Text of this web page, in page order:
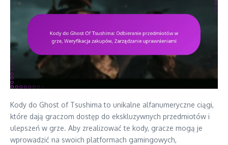
Kody do Ghost of Tsushima to unikalne alfanumeryczne ciągi,
które dają graczom dostęp do ekskluzywnych przedmiotów i
ulepszeń w grze. Aby zrealizować te kody, gracze mogą je
wprowadzić na swoich platformach gamingowych,